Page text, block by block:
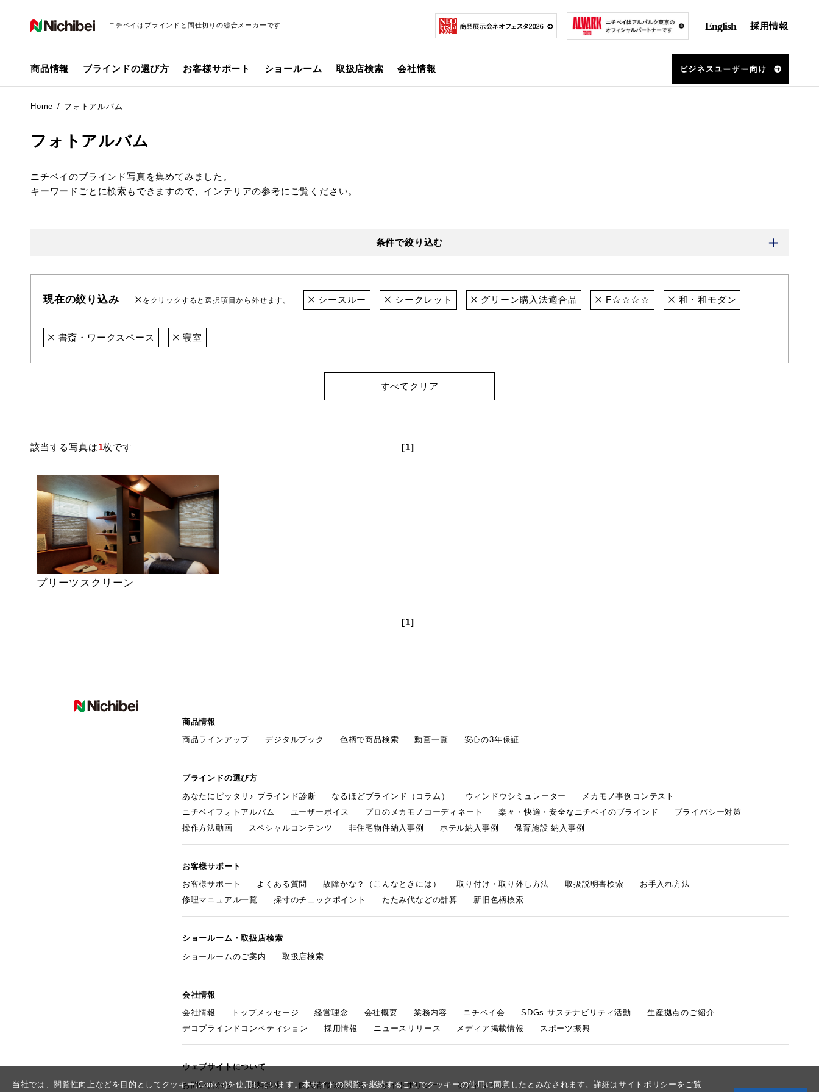
当社では、閲覧性向上などを目的としてクッキー(Cookie)を使用しています。本サイトの閲覧を継続することでクッキーの使用に同意したとみなされます。詳細はサイトポリシー をご覧
ニチベイはブラインドと間仕切りの総合メーカーです English 採用情報
商品情報 ブラインドの選び方 お客様サポート ショールーム 取扱店検索 会社情報
Home フォトアルバム
フォトアルバム
ニチベイのブラインド写真を集めてみました。
キーワードごとに検索もできますので、インテリアの参考にご覧ください。
条件で絞り込む
現在の絞り込み をクリックすると選択項目から外せます。 シースルー シークレット グリーン購入法適合品 F☆☆☆☆ 和・和モダン
書斎・ワークスペース 寝室
すべてクリア
該当する写真は1枚です [1]
プリーツスクリーン
[1]
商品情報
商品ラインアップ
デジタルブック 色柄で商品検索 動画一覧 安心の3年保証
ブラインドの選び方
あなたにピッタリ♪ ブラインド診断
なるほどブラインド（コラム） ウィンドウシミュレーター
メカモノ事例コンテスト
ニチベイフォトアルバム
ユーザーボイス プロのメカモノコーディネート 楽々・快適・安全なニチベイのブラインド
プライバシー対策
操作方法動画
スペシャルコンテンツ 非住宅物件納入事例 ホテル納入事例 保育施設 納入事例
お客様サポート
お客様サポート
よくある質問 故障かな？（こんなときには） 取り付け・取り外し方法 取扱説明書検索
お手入れ方法
修理マニュアル一覧
採寸のチェックポイント たたみ代などの計算 新旧色柄検索
ショールーム・取扱店検索
ショールームのご案内
取扱店検索
会社情報
会社情報
トップメッセージ 経営理念 会社概要 業務内容 ニチベイ会 SDGs サステナビリティ活動
生産拠点のご紹介
デコブラインドコンペティション
採用情報 ニュースリリース メディア掲載情報 スポーツ振興
ウェブサイトについて
お問い合わせ
資料請求 個人情報保護方針 サイトポリシー サイトマップ